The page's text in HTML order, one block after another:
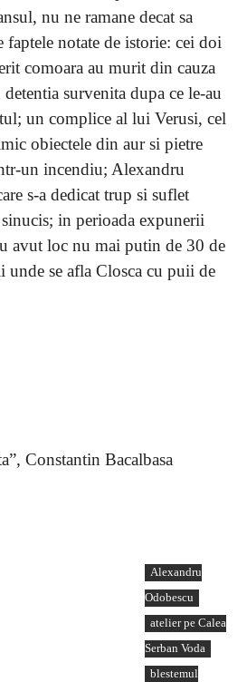
nu ne ramane decat sa
notate de istorie: cei doi
comoara au murit din cauza
survenita dupa ce le-au
un complice al lui Verusi, cel
obiectele din aur si pietre
un incendiu; Alexandru
s-a dedicat trup si suflet
in perioada expunerii
avut loc nu mai putin de 30 de
se afla Closca cu puii de
Constantin Bacalbasa
Alexandru
Odobescu
atelier pe Calea
Serban Voda
blestemul